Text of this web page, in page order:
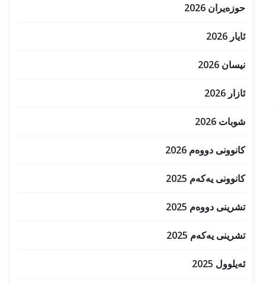
حوزه‌یران 2026
ئایار 2026
نیسان 2026
ئازار 2026
شوبات 2026
کانوونی دووەم 2026
کانوونی یەکەم 2025
تشرینی دووەم 2025
تشرینی یەکەم 2025
ئەیلوول 2025